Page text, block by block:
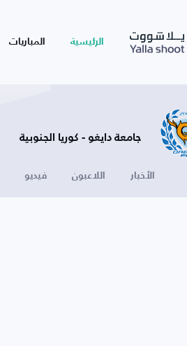
الرئيسية المباريات
جامعة دايغو - كوريا الجنوبية
الأخبار اللاعبون فيديو